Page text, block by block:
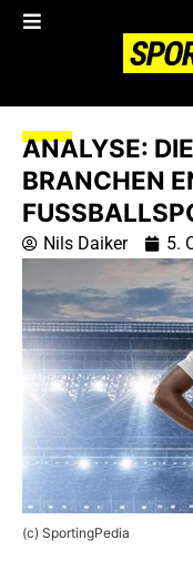
ANALYSE:
BRANCHEN
Nils Daiker 5.
(c) SportingPedia